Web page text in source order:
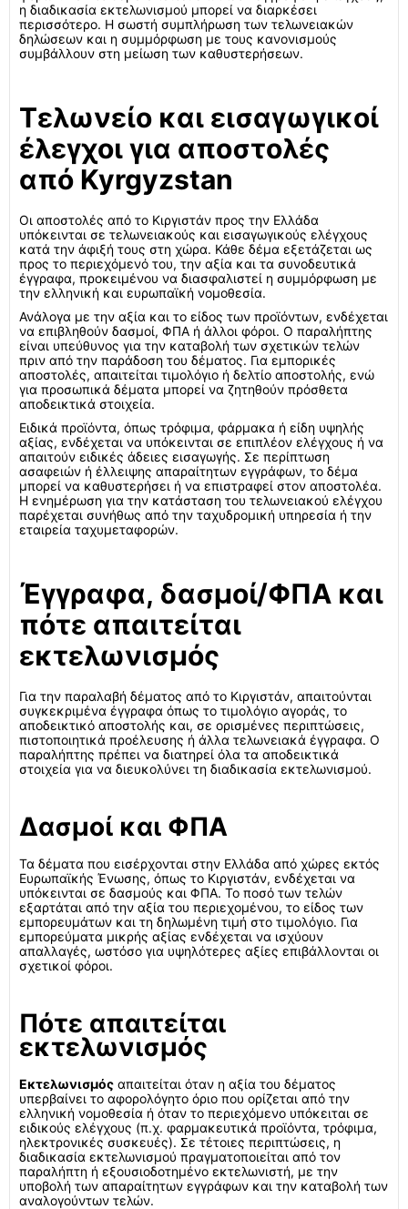
η διαδικασία εκτελωνισμού μπορεί να διαρκέσει
περισσότερο. Η σωστή συμπλήρωση των τελωνειακών
δηλώσεων και η συμμόρφωση με τους κανονισμούς
συμβάλλουν στη μείωση των καθυστερήσεων.
Τελωνείο και εισαγωγικοί
έλεγχοι για αποστολές
από Kyrgyzstan
Οι αποστολές από το Κιργιστάν προς την Ελλάδα
υπόκεινται σε τελωνειακούς και εισαγωγικούς ελέγχους
κατά την άφιξή τους στη χώρα. Κάθε δέμα εξετάζεται ως
προς το περιεχόμενό του, την αξία και τα συνοδευτικά
έγγραφα, προκειμένου να διασφαλιστεί η συμμόρφωση με
την ελληνική και ευρωπαϊκή νομοθεσία.
Ανάλογα με την αξία και το είδος των προϊόντων, ενδέχεται
να επιβληθούν δασμοί, ΦΠΑ ή άλλοι φόροι. Ο παραλήπτης
είναι υπεύθυνος για την καταβολή των σχετικών τελών
πριν από την παράδοση του δέματος. Για εμπορικές
αποστολές, απαιτείται τιμολόγιο ή δελτίο αποστολής, ενώ
για προσωπικά δέματα μπορεί να ζητηθούν πρόσθετα
αποδεικτικά στοιχεία.
Ειδικά προϊόντα, όπως τρόφιμα, φάρμακα ή είδη υψηλής
αξίας, ενδέχεται να υπόκεινται σε επιπλέον ελέγχους ή να
απαιτούν ειδικές άδειες εισαγωγής. Σε περίπτωση
ασαφειών ή έλλειψης απαραίτητων εγγράφων, το δέμα
μπορεί να καθυστερήσει ή να επιστραφεί στον αποστολέα.
Η ενημέρωση για την κατάσταση του τελωνειακού ελέγχου
παρέχεται συνήθως από την ταχυδρομική υπηρεσία ή την
εταιρεία ταχυμεταφορών.
Έγγραφα, δασμοί/ΦΠΑ και
πότε απαιτείται
εκτελωνισμός
Για την παραλαβή δέματος από το Κιργιστάν, απαιτούνται
συγκεκριμένα έγγραφα όπως το τιμολόγιο αγοράς, το
αποδεικτικό αποστολής και, σε ορισμένες περιπτώσεις,
πιστοποιητικά προέλευσης ή άλλα τελωνειακά έγγραφα. Ο
παραλήπτης πρέπει να διατηρεί όλα τα αποδεικτικά
στοιχεία για να διευκολύνει τη διαδικασία εκτελωνισμού.
Δασμοί και ΦΠΑ
Τα δέματα που εισέρχονται στην Ελλάδα από χώρες εκτός
Ευρωπαϊκής Ένωσης, όπως το Κιργιστάν, ενδέχεται να
υπόκεινται σε δασμούς και ΦΠΑ. Το ποσό των τελών
εξαρτάται από την αξία του περιεχομένου, το είδος των
εμπορευμάτων και τη δηλωμένη τιμή στο τιμολόγιο. Για
εμπορεύματα μικρής αξίας ενδέχεται να ισχύουν
απαλλαγές, ωστόσο για υψηλότερες αξίες επιβάλλονται οι
σχετικοί φόροι.
Πότε απαιτείται
εκτελωνισμός
Εκτελωνισμός απαιτείται όταν η αξία του δέματος
υπερβαίνει το αφορολόγητο όριο που ορίζεται από την
ελληνική νομοθεσία ή όταν το περιεχόμενο υπόκειται σε
ειδικούς ελέγχους (π.χ. φαρμακευτικά προϊόντα, τρόφιμα,
ηλεκτρονικές συσκευές). Σε τέτοιες περιπτώσεις, η
διαδικασία εκτελωνισμού πραγματοποιείται από τον
παραλήπτη ή εξουσιοδοτημένο εκτελωνιστή, με την
υποβολή των απαραίτητων εγγράφων και την καταβολή των
αναλογούντων τελών.